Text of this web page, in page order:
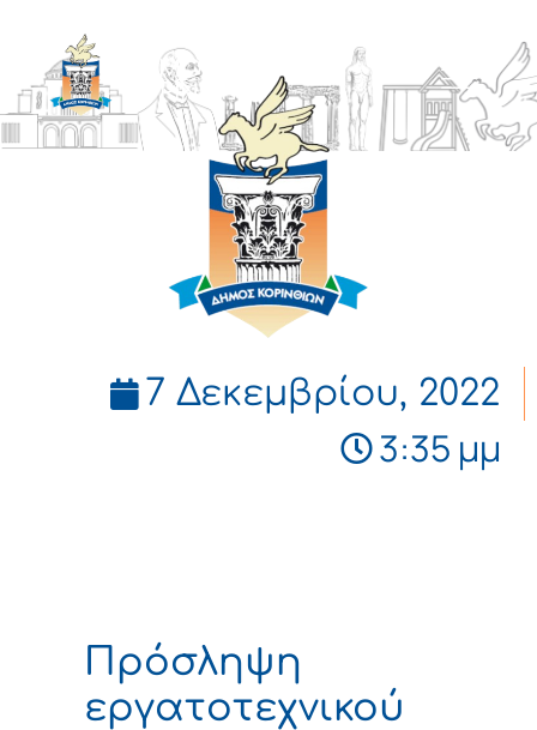
ΔΗΜΟΣ
ΚΟΡΙΝΘΙΩΝ
7 Δεκεμβρίου, 2022
3:35 μμ
Πρόσληψη
εργατοτεχνικού